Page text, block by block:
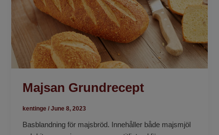
Majsan Grundrecept
kentinge / June 8, 2023
Basblandning för majsbröd. Innehåller både majsmjöl